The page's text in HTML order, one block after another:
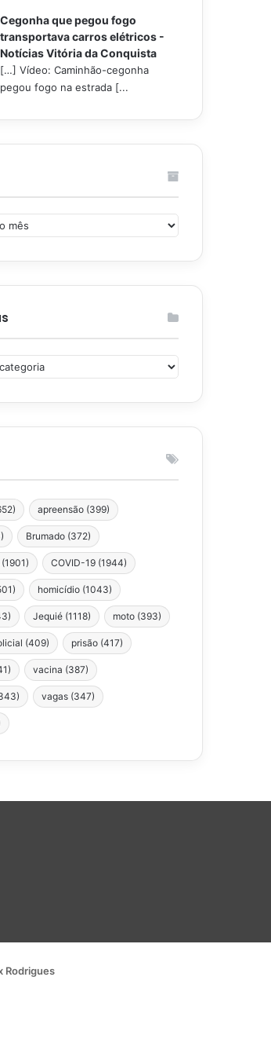
Cegonha que pegou fogo
transportava carros elétricos -
Notícias Vitória da Conquista
[…] Vídeo: Caminhão-cegonha
pegou fogo na estrada [...
apreensão (399)
Brumado (372)
(1901) COVID-19 (1944)
homicídio (1043)
Jequié (1118) moto (393)
(409) prisão (417)
vacina (387)
vagas (347)
Rodrigues